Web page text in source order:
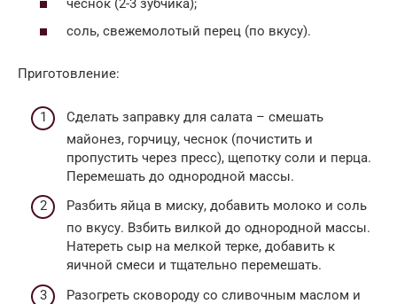
чеснок (2-3 зубчика);
соль, свежемолотый перец (по вкусу).
Приготовление:
Сделать заправку для салата – смешать
майонез, горчицу, чеснок (почистить и
пропустить через пресс), щепотку соли и перца.
Перемешать до однородной массы.
Разбить яйца в миску, добавить молоко и соль
по вкусу. Взбить вилкой до однородной массы.
Натереть сыр на мелкой терке, добавить к
яичной смеси и тщательно перемешать.
Разогреть сковороду со сливочным маслом и